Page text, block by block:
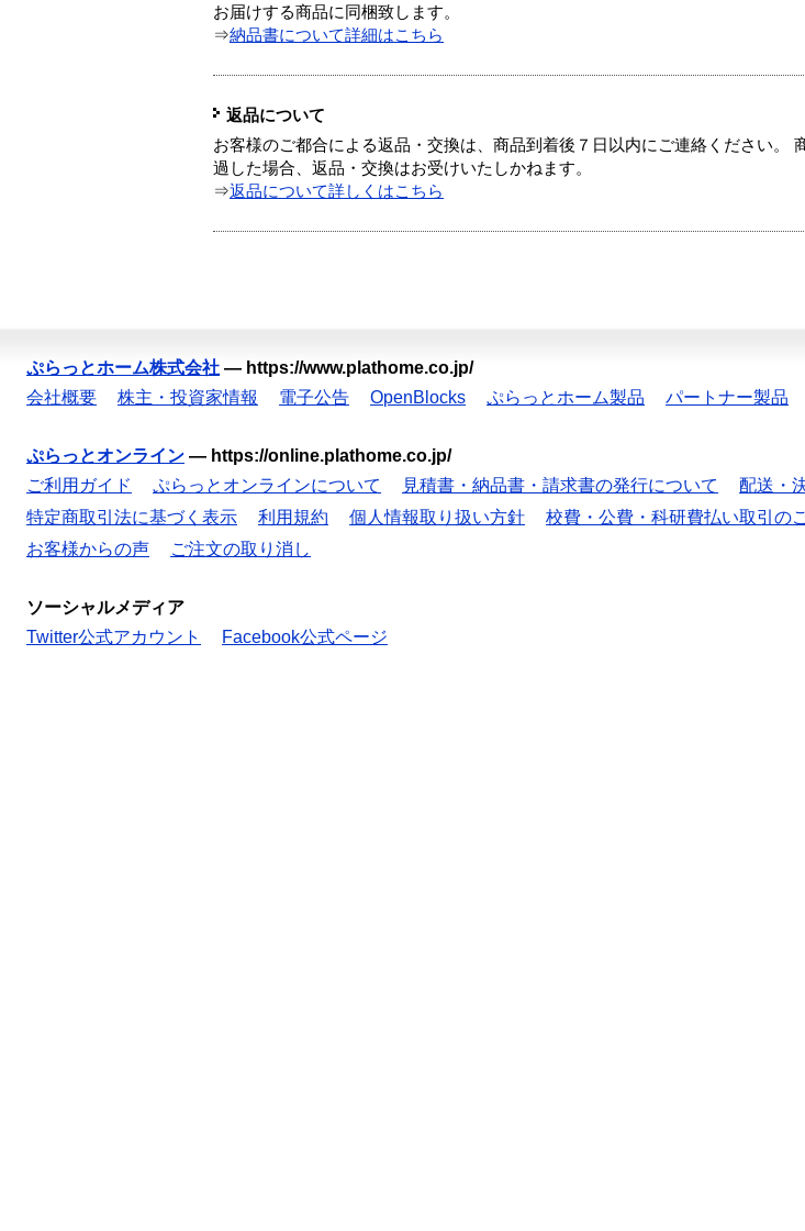
お届けする商品に同梱致します。
⇒納品書について詳細はこちら
返品について
お客様のご都合による返品・交換は、商品到着後７日以内にご連絡ください。
過した場合、返品・交換はお受けいたしかねます。
⇒返品について詳しくはこちら
ぷらっとホーム株式会社 — https://www.plathome.co.jp/
会社概要
株主・投資家情報 電子公告 OpenBlocks ぷらっとホーム製品 パートナー製品
ぷらっとオンライン — https://online.plathome.co.jp/
ご利用ガイド
ぷらっとオンラインについて 見積書・納品書・請求書の発行について 配送・
特定商取引法に基づく表示
利用規約 個人情報取り扱い方針 校費・公費・科研費払い取引の
お客様からの声
ご注文の取り消し
ソーシャルメディア
Twitter公式アカウント
Facebook公式ページ